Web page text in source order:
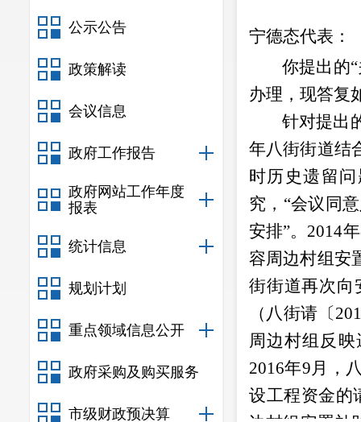
公示公告
政策解读
会议信息
政府工作报告
政府网站工作年度
报表
统计信息
规划计划
重点领域信息公开
政府采购及购买服务
市级财政预决算
宁德态代表：
你提出的
办理，现答复
针对提出
年八街街道结
时历史遗留
究，“会议同
安排”。 2014年
容周边村组安
街街道再次向
（八街请〔
周边村组反
2016年9月，
设工程资金的